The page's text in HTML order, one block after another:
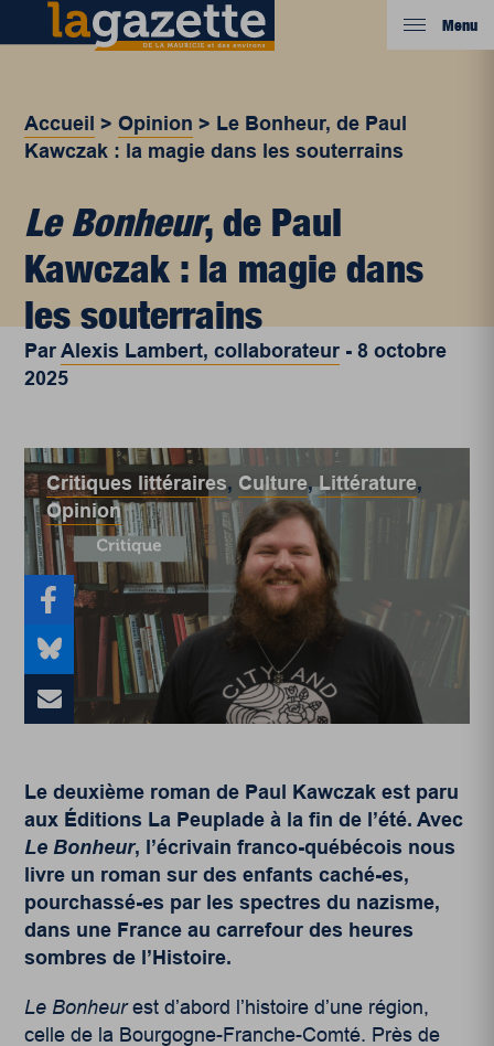
Menu
Accueil >Opinion > Le Bonheur, de Paul
Kawczak : la magie dans les souterrains
Le Bonheur, de Paul
Kawczak : la magie dans
les souterrains
ParAlexis Lambert, collaborateur -8 octobre
2025
Critiques littéraires, Culture,Littérature,
Opinion
Le deuxième roman de Paul Kawczak est paru
aux Éditions La Peuplade à la fin de l’été. Avec
Le Bonheur, l’écrivain franco-québécois nous
livre un roman sur des enfants caché-es,
pourchassé-es par les spectres du nazisme,
dans une France au carrefour des heures
sombres de l’Histoire.
Le Bonheurest d’abord l’histoire d’une région,
celle de la Bourgogne-Franche-Comté. Près de